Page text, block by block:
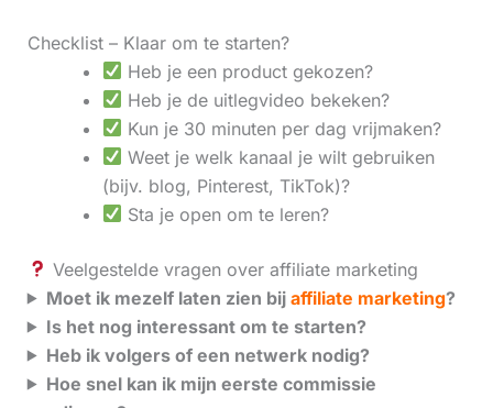
Checklist – Klaar om te starten?
Heb je een product gekozen?
Heb je de uitlegvideo bekeken?
Kun je 30 minuten per dag vrijmaken?
Weet je welk kanaal je wilt gebruiken
(bijv. blog, Pinterest, TikTok)?
Sta je open om te leren?
Veelgestelde vragen over affiliate marketing
Moet ik mezelf laten zien bij affiliate marketing?
Is het nog interessant om te starten?
Heb ik volgers of een netwerk nodig?
Hoe snel kan ik mijn eerste commissie